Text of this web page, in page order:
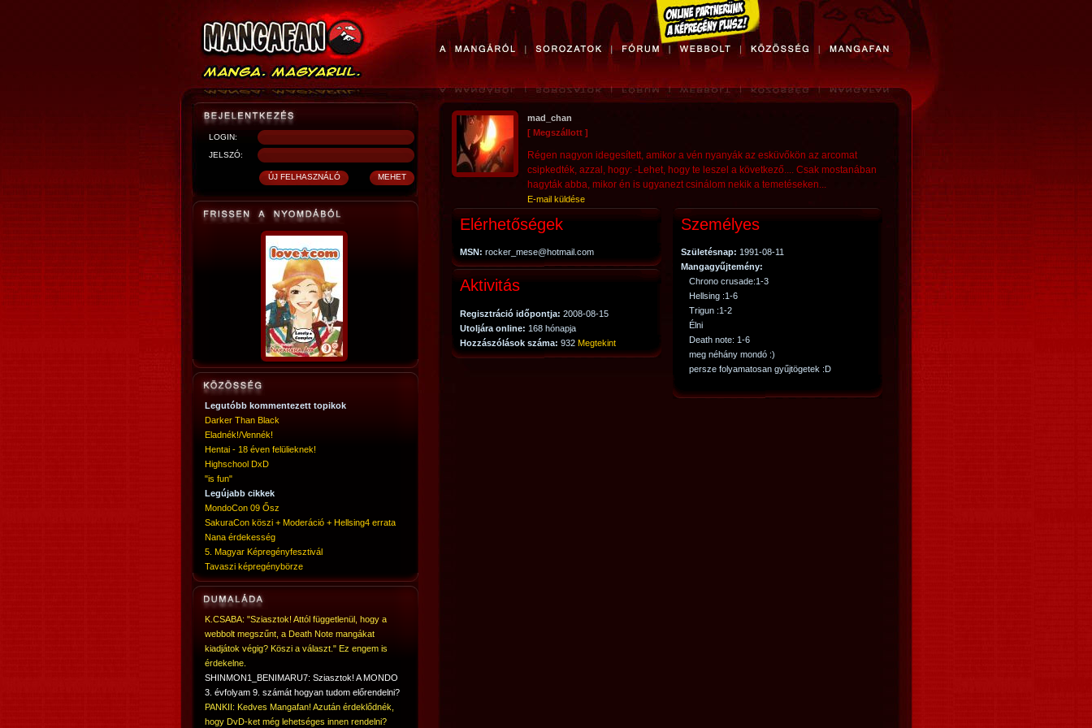
LOGIN:
JELSZÓ:
Legutóbb kommentezett topikok
Darker Than Black
Eladnék!/Vennék!
Hentai - 18 éven felülieknek!
Highschool DxD
"is fun"
Legújabb cikkek
MondoCon 09 Ősz
SakuraCon köszi + Moderáció + Hellsing4 errata
Nana érdekesség
5. Magyar Képregényfesztivál
Tavaszi képregénybörze
K.CSABA: "Sziasztok! Attól függetlenül, hogy a
webbolt megszűnt, a Death Note mangákat
kiadjátok végig? Köszi a választ." Ez engem is
érdekelne.
SHINMON1_BENIMARU7: Sziasztok! A MONDO
3. évfolyam 9. számát hogyan tudom előrendelni?
PANKII: Kedves Mangafan! Azután érdeklődnék,
hogy DvD-ket még lehetséges innen rendelni?
mad_chan
[ Megszállott ]
Régen nagyon idegesített, amikor a vén nyanyák az esküvőkön az arcomat
csipkedték, azzal, hogy: -Lehet, hogy te leszel a következő.... Csak mostanában
hagyták abba, mikor én is ugyanezt csinálom nekik a temetéseken...
E-mail küldése
Elérhetőségek
MSN: rocker_mese@hotmail.com
Személyes
Születésnap: 1991-08-11
Mangagyűjtemény:
Chrono crusade:1-3
Hellsing :1-6
Trigun :1-2
Élni
Death note: 1-6
meg néhány mondó :)
persze folyamatosan gyűjtögetek :D
Aktivitás
Regisztráció időpontja: 2008-08-15
Utoljára online: 168 hónapja
Hozzászólások száma: 932 Megtekint